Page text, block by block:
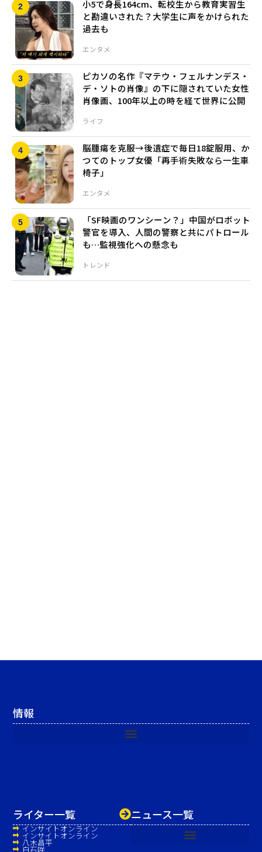
エンタメ
小5で身長164cm、転校生から教育実習生
と勘違いされた？大学生に声をかけられた
過去も
ライフ
ピカソの名作『マテウ・フェルナンデス・
デ・ソトの肖像』の下に隠されていた女性
肖像画、100年以上の時を経て世界に公開
エンタメ
脳腫瘍を克服→後遺症で毎日18錠服用、か
つてのトップ女優「再手術失敗なら一生車
椅子」
トレンド
「SF映画のワンシーン？」中国がロボット
警官を導入、人間の警察と共にパトロール
も…監視強化への懸念も
ニュース一覧
ライター一覧
インサイトオンライン
インサイトオンライン
八木昌平
白石咲
情報